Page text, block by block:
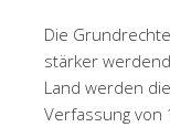
Die
stärker
Land werden
Verfassung